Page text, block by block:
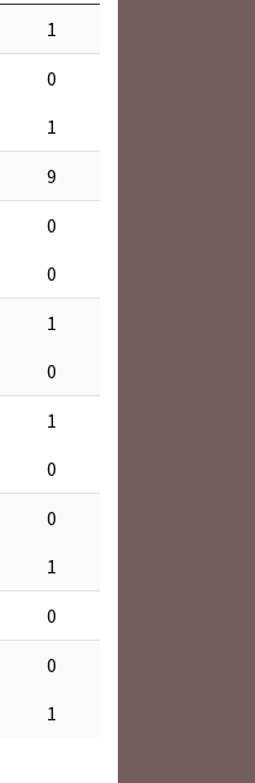
1
0
1
9
0
0
1
0
1
0
0
1
0
0
1